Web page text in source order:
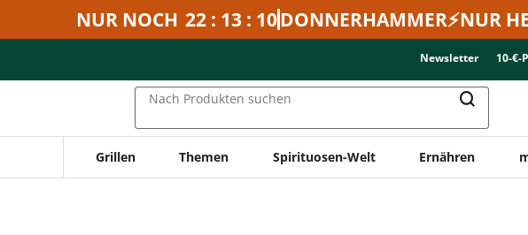
NUR NOCH 22 : 13 : 10DONNERHAMMER⚡NUR
Newsletter 10-€-
Nach Produkten suchen
Grillen Themen Spirituosen-Welt Ernähren